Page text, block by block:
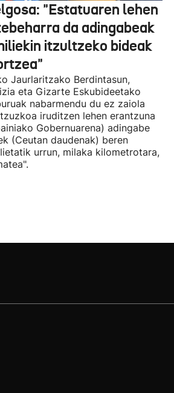
"Estatuaren lehen
da adingabeak
itzultzeko bideak
Jaurlaritzako Berdintasun,
eta Gizarte Eskubideetako
nabarmendu du ez zaiola
iruditzen lehen erantzuna
Gobernuarena) adingabe
(Ceutan daudenak) beren
urrun, milaka kilometrotara,